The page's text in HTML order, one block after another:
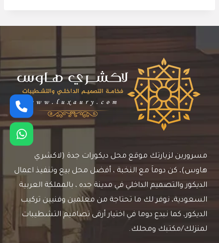
مسرورين لزيارتك موقع محل ديكورات جدة (لاكشري
هاوس)، كن دوماَ مع النخبة ، أفضل محل بيع وتنفيذ اعمال
الديكور والتصميم الداخلي في مدينة جده ، بالمملكة العربية
السعودية، نوفر لك ما تحتاجة من معلمين وفنيين تركيب
الديكور، كما نبدع دوما في اختيار أرقى تصاميم التشطيبات
لمنزلك/مكتبك ومحلك.